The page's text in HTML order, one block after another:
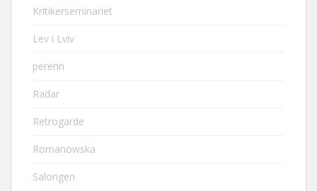
Kritikerseminariet
Lev i Lviv
perenn
Radar
Retrogarde
Romanowska
Salongen